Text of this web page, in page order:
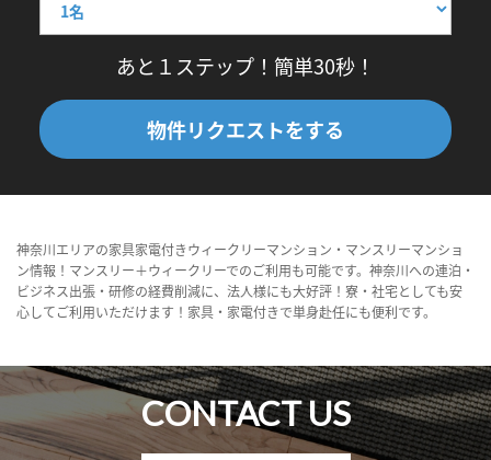
あと１ステップ！簡単30秒！
物件リクエストをする
神奈川エリアの家具家電付きウィークリーマンション・マンスリーマンショ
ン情報！マンスリー＋ウィークリーでのご利用も可能です。神奈川への連泊・
ビジネス出張・研修の経費削減に、法人様にも大好評！寮・社宅としても安
心してご利用いただけます！家具・家電付きで単身赴任にも便利です。
CONTACT US